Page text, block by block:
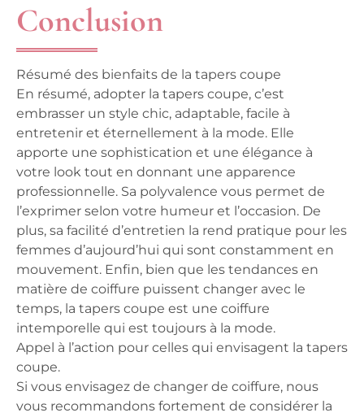
Conclusion
Résumé des bienfaits de la tapers coupe
En résumé, adopter la tapers coupe, c’est
embrasser un style chic, adaptable, facile à
entretenir et éternellement à la mode. Elle
apporte une sophistication et une élégance à
votre look tout en donnant une apparence
professionnelle. Sa polyvalence vous permet de
l’exprimer selon votre humeur et l’occasion. De
plus, sa facilité d’entretien la rend pratique pour les
femmes d’aujourd’hui qui sont constamment en
mouvement. Enfin, bien que les tendances en
matière de coiffure puissent changer avec le
temps, la tapers coupe est une coiffure
intemporelle qui est toujours à la mode.
Appel à l’action pour celles qui envisagent la tapers
coupe.
Si vous envisagez de changer de coiffure, nous
vous recommandons fortement de considérer la